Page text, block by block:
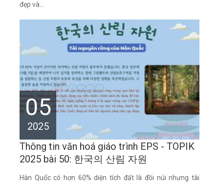
đẹp và...
05
2025
Thông tin văn hoá giáo trình EPS - TOPIK
2025 bài 50: 한국의 산림 자원
Hàn Quốc có hơn 60% diện tích đất là đồi núi nhưng tài